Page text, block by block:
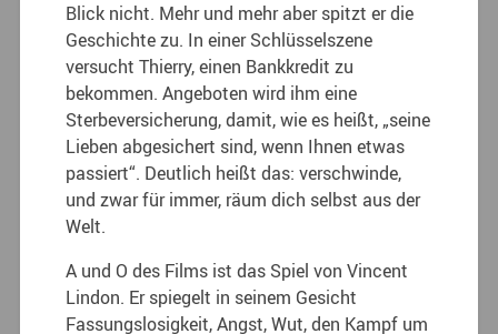
Blick nicht. Mehr und mehr aber spitzt er die
Geschichte zu. In einer Schlüsselszene
versucht Thierry, einen Bankkredit zu
bekommen. Angeboten wird ihm eine
Sterbeversicherung, damit, wie es heißt, „seine
Lieben abgesichert sind, wenn Ihnen etwas
passiert“. Deutlich heißt das: verschwinde,
und zwar für immer, räum dich selbst aus der
Welt.
A und O des Films ist das Spiel von Vincent
Lindon. Er spiegelt in seinem Gesicht
Fassungslosigkeit, Angst, Wut, den Kampf um